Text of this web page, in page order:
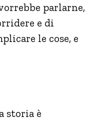
parlarne,
e di
le cose, e
storia è